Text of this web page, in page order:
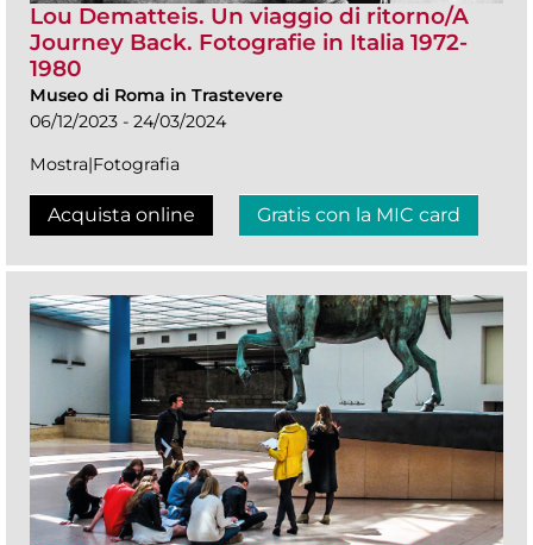
Lou Dematteis. Un viaggio di ritorno/A
Journey Back. Fotografie in Italia 1972-
1980
Museo di Roma in Trastevere
06/12/2023 - 24/03/2024
Mostra|Fotografia
Acquista online Gratis con la MIC card